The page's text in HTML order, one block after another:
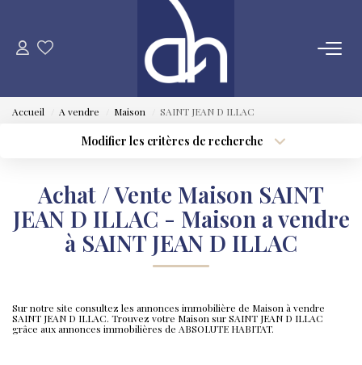
VENTE
GESTION LOCATIVE
QUI SOMMES NOUS
Accueil A vendre Maison SAINT JEAN D ILLAC
Modifier les critères de recherche
Sélectionnez...
Type de bien
Surface min
Budget max Plus de critères
Achat / Vente Maison SAINT
JEAN D ILLAC - Maison a vendre
à SAINT JEAN D ILLAC
Sur notre site consultez les annonces immobilière de Maison à vendre
SAINT JEAN D ILLAC. Trouvez votre Maison sur SAINT JEAN D ILLAC
grâce aux annonces immobilières de ABSOLUTE HABITAT.